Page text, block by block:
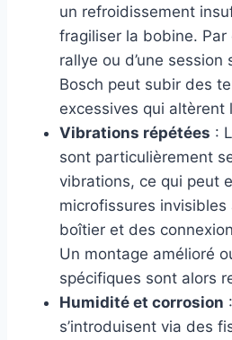
un refroidissement
fragiliser la bobine. Par
rallye ou d’une
Bosch peut subir des
excessives qui altèrent
Vibrations répétées :
sont particulièrement
vibrations, ce qui peut
microfissures invisibles
boîtier et des
Un montage amélioré
spécifiques sont alors
Humidité et corrosion
s’introduisent via des